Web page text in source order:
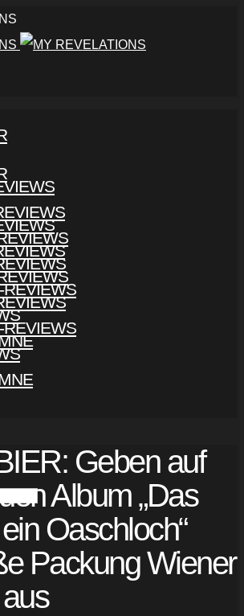
REVIEWS
REVIEWS
Geben auf
Album „Das
Oaschloch“
Packung Wiener